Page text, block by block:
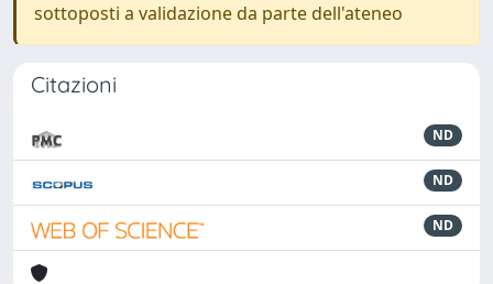
sottoposti a validazione da parte dell'ateneo
Citazioni
ND
ND
ND